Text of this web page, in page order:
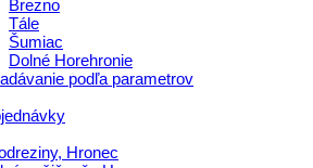
Brezno
Tále
Šumiac
Dolné Horehronie
podľa parametrov
Hronec